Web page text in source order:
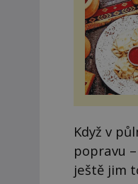
Když v
popravu
ještě jim